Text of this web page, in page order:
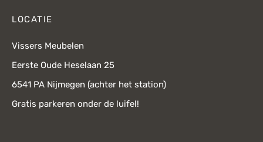
LOCATIE
Vissers Meubelen
Eerste Oude Heselaan 25
6541 PA Nijmegen (achter het station)
Gratis parkeren onder de luifel!